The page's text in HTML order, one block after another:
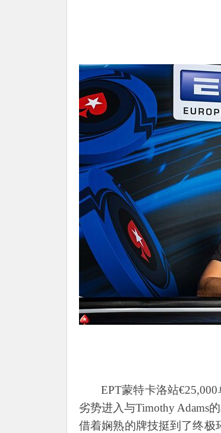
EPT蒙特卡洛站
劣势进入与Timothy Adams
借着娴熟的牌技挺到了终极